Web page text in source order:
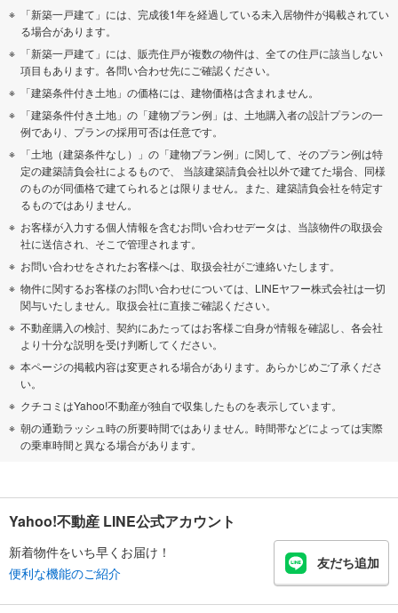
「新築一戸建て」には、完成後1年を経過している未入居物件が掲載されてい
る場合があります。
「新築一戸建て」には、販売住戸が複数の物件は、全ての住戸に該当しない
項目もあります。各問い合わせ先にご確認ください。
「建築条件付き土地」の価格には、建物価格は含まれません。
「建築条件付き土地」の「建物プラン例」は、土地購入者の設計プランの一
例であり、プランの採用可否は任意です。
「土地（建築条件なし）」の「建物プラン例」に関して、そのプラン例は特
定の建築請負会社によるもので、 当該建築請負会社以外で建てた場合、同様
のものが同価格で建てられるとは限りません。また、建築請負会社を特定す
るものではありません。
お客様が入力する個人情報を含むお問い合わせデータは、当該物件の取扱会
社に送信され、そこで管理されます。
お問い合わせをされたお客様へは、取扱会社がご連絡いたします。
物件に関するお客様のお問い合わせについては、LINEヤフー株式会社は一切
関与いたしません。取扱会社に直接ご確認ください。
不動産購入の検討、契約にあたってはお客様ご自身が情報を確認し、各会社
より十分な説明を受け判断してください。
本ページの掲載内容は変更される場合があります。あらかじめご了承くださ
い。
クチコミはYahoo!不動産が独自で収集したものを表示しています。
朝の通勤ラッシュ時の所要時間ではありません。時間帯などによっては実際
の乗車時間と異なる場合があります。
Yahoo!不動産 LINE公式アカウント
新着物件をいち早くお届け！
便利な機能のご紹介
友だち追加